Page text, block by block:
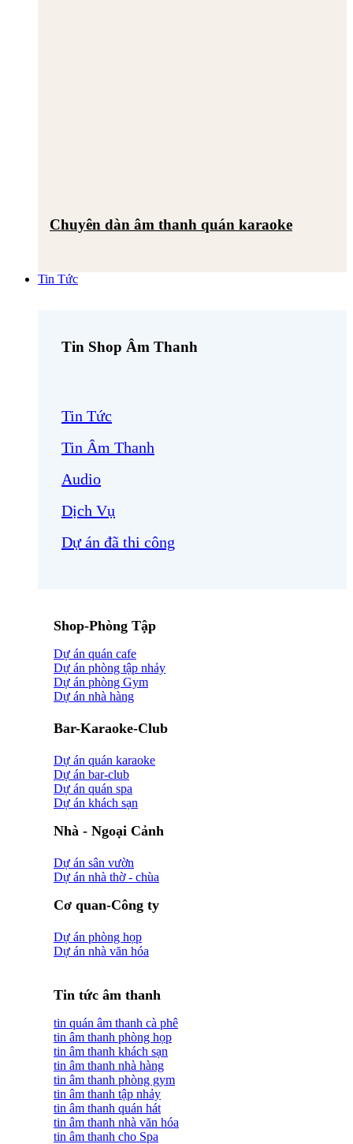
Chuyên dàn âm thanh quán karaoke
Tin Tức
Tin Shop Âm Thanh
Tin Tức
Tin Âm Thanh
Audio
Dịch Vụ
Dự án đã thi công
Shop-Phòng Tập
Dự án quán cafe
Dự án phòng tập nhảy
Dự án phòng Gym
Dự án nhà hàng
Bar-Karaoke-Club
Dự án quán karaoke
Dự án bar-club
Dự án quán spa
Dự án khách sạn
Nhà - Ngoại Cảnh
Dự án sân vườn
Dự án nhà thờ - chùa
Cơ quan-Công ty
Dự án phòng họp
Dự án nhà văn hóa
Tin tức âm thanh
tin quán âm thanh cà phê
tin âm thanh phòng họp
tin âm thanh khách sạn
tin âm thanh nhà hàng
tin âm thanh phòng gym
tin âm thanh tập nhảy
tin âm thanh quán hát
tin âm thanh nhà văn hóa
tin âm thanh cho Spa